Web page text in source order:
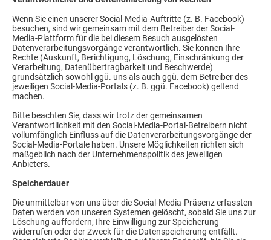
Wenn Sie einen unserer Social-Media-Auftritte (z. B. Facebook)
besuchen, sind wir gemeinsam mit dem Betreiber der Social-
Media-Plattform für die bei diesem Besuch ausgelösten
Datenverarbeitungsvorgänge verantwortlich. Sie können Ihre
Rechte (Auskunft, Berichtigung, Löschung, Einschränkung der
Verarbeitung, Datenübertragbarkeit und Beschwerde)
grundsätzlich sowohl ggü. uns als auch ggü. dem Betreiber des
jeweiligen Social-Media-Portals (z. B. ggü. Facebook) geltend
machen.
Bitte beachten Sie, dass wir trotz der gemeinsamen
Verantwortlichkeit mit den Social-Media-Portal-Betreibern nicht
vollumfänglich Einfluss auf die Datenverarbeitungsvorgänge der
Social-Media-Portale haben. Unsere Möglichkeiten richten sich
maßgeblich nach der Unternehmenspolitik des jeweiligen
Anbieters.
Speicherdauer
Die unmittelbar von uns über die Social-Media-Präsenz erfassten
Daten werden von unseren Systemen gelöscht, sobald Sie uns zur
Löschung auffordern, Ihre Einwilligung zur Speicherung
widerrufen oder der Zweck für die Datenspeicherung entfällt.